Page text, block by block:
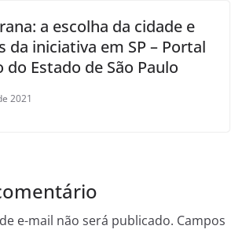
a escolha da cidade e
da iniciativa em SP – Portal
do Estado de São Paulo
2021
e-mail não será publicado. Campos